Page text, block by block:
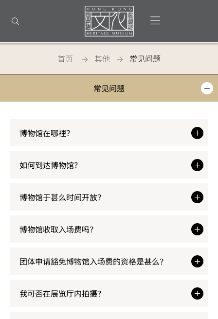
部
打开搜索
首
页
打开选单
首页 其他 常见问题
港
常见问题
博物馆在哪𥚃？
如何到达博物馆？
博物馆于甚么时间开放？
博物馆收取入场费吗？
团体申请豁免博物馆入场费的资格是甚么？
我可否在展览厅内拍摄？